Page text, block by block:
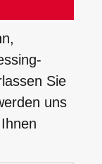
Sie
uns